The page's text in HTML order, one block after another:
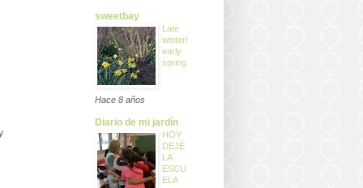
sweetbay
Late
winter/
early
spring
Hace 8 años
Diario de mi jardín
HOY
DEJÉ
LA
ESCU
ELA